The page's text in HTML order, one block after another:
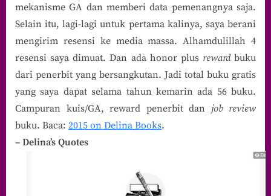
mekanisme GA dan memberi data pemenangnya saja.
Selain itu, lagi-lagi untuk pertama kalinya, saya berani
mengirim resensi ke media massa. Alhamdulillah 4
resensi saya dimuat. Dan ada honor plus rewardbuku
dari penerbit yang bersangkutan. Jadi total buku gratis
yang saya dapat selama tahun kemarin ada 56 buku.
Campuran kuis/GA, reward penerbit dan job review
buku. Baca: 2015 on Delina Books.
– Delina’s Quotes